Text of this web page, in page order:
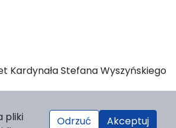
Kardynała Stefana Wyszyńskiego
by OJS/PKP
pliki
Odrzuć Akceptuj